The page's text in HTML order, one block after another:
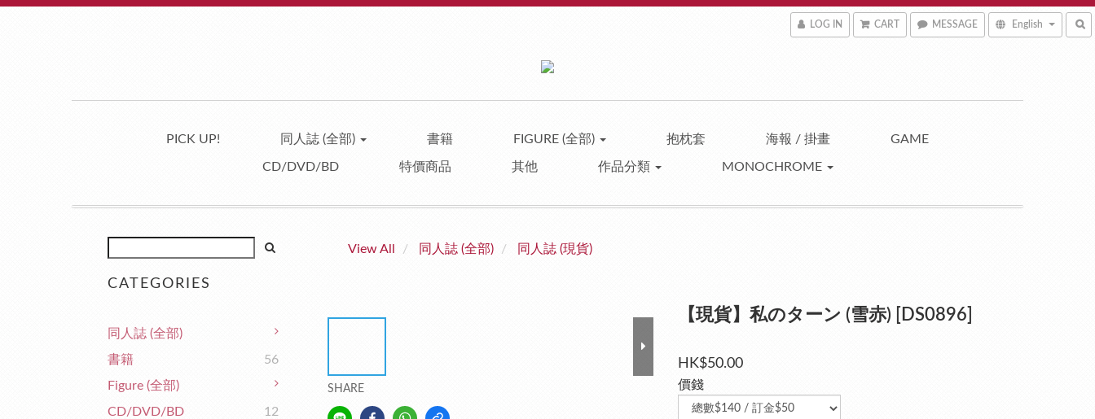
LOG IN CART MESSAGE English
PICK UP! 同人誌 (全部) 書籍 FIGURE (全部) 抱枕套 海報 / 掛畫 GAME
CD/DVD/BD 特價商品 其他 作品分類 MONOCHROME
CATEGORIES
同人誌 (全部)
書籍
56
Figure (全部)
CD/DVD/BD
12
View All 同人誌 (全部) 同人誌 (現貨)
SHARE
【現貨】私のターン (雪赤) [DS0896]
HK$50.00
價錢